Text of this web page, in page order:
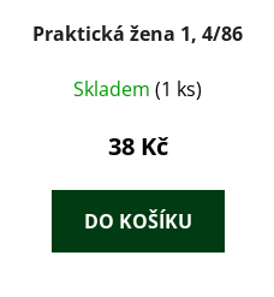
Praktická žena 1, 4/86
Skladem (1 ks)
38 Kč
DO KOŠÍKU